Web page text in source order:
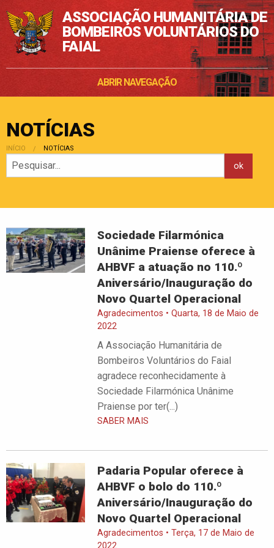
ASSOCIAÇÃO HUMANITÁRIA DE
BOMBEIROS VOLUNTÁRIOS DO
FAIAL
ABRIR NAVEGAÇÃO
NOTÍCIAS
INÍCIO POSIÇÃO:
NOTÍCIAS
Sociedade Filarmónica
Unânime Praiense oferece à
AHBVF a atuação no 110.º
Aniversário/Inauguração do
Novo Quartel Operacional
Agradecimentos • Quarta, 18 de Maio de
2022
A Associação Humanitária de
Bombeiros Voluntários do Faial
agradece reconhecidamente à
Sociedade Filarmónica Unânime
Praiense por ter(...)
SABER MAIS
Padaria Popular oferece à
AHBVF o bolo do 110.º
Aniversário/Inauguração do
Novo Quartel Operacional
Agradecimentos • Terça, 17 de Maio de
2022